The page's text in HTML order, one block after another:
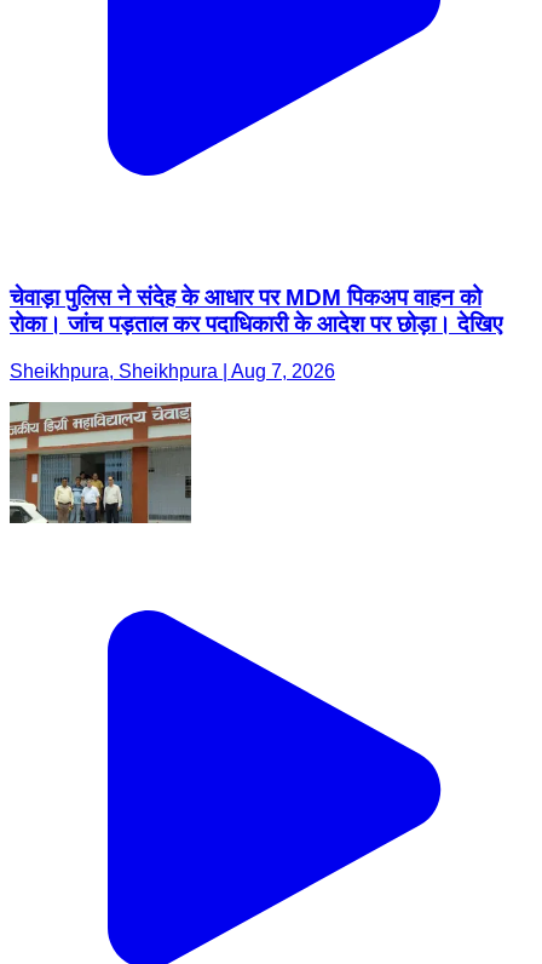
चेवाड़ा पुलिस ने संदेह के आधार पर MDM पिकअप वाहन को
रोका। जांच पड़ताल कर पदाधिकारी के आदेश पर छोड़ा। देखिए
Sheikhpura, Sheikhpura | Aug 7, 2026